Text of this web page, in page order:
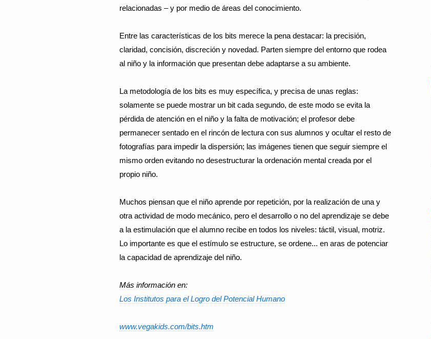
relacionadas – y por medio de áreas del conocimiento.
Entre las características de los bits merece la pena destacar: la precisión,
claridad, concisión, discreción y novedad. Parten siempre del entorno que rodea
al niño y la información que presentan debe adaptarse a su ambiente.
La metodología de los bits es muy específica, y precisa de unas reglas:
solamente se puede mostrar un bit cada segundo, de este modo se evita la
pérdida de atención en el niño y la falta de motivación; el profesor debe
permanecer sentado en el rincón de lectura con sus alumnos y ocultar el resto de
fotografías para impedir la dispersión; las imágenes tienen que seguir siempre el
mismo orden evitando no desestructurar la ordenación mental creada por el
propio niño.
Muchos piensan que el niño aprende por repetición, por la realización de una y
otra actividad de modo mecánico, pero el desarrollo o no del aprendizaje se debe
a la estimulación que el alumno recibe en todos los niveles: táctil, visual, motriz.
Lo importante es que el estímulo se estructure, se ordene... en aras de potenciar
la capacidad de aprendizaje del niño.
Más información en:
Los Institutos para el Logro del Potencial Humano
www.vegakids.com/bits.htm